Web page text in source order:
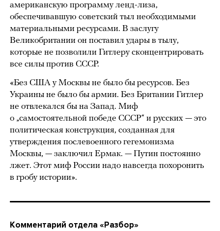
американскую программу ленд-лиза,
обеспечивавшую советский тыл необходимыми
материальными ресурсами. В заслугу
Великобритании он поставил удары в тылу,
которые не позволили Гитлеру сконцентрировать
все силы против СССР.
«Без США у Москвы не было бы ресурсов. Без
Украины не было бы армии. Без Британии Гитлер
не отвлекался бы на Запад. Миф
о „самостоятельной победе СССР“ и русских — это
политическая конструкция, созданная для
утверждения послевоенного гегемонизма
Москвы, — заключил Ермак. — Путин постоянно
лжет. Этот миф России надо навсегда похоронить
в гробу истории».
Комментарий отдела «Разбор»